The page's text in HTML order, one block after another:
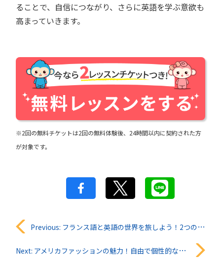
ることで、自信につながり、さらに英語を学ぶ意欲も
高まっていきます。
※2回の無料チケットは2回の無料体験後、24時間以内に契約された方
が対象です。
投
稿
Previous: フランス語と英語の世界を旅しよう！2つの言語の魅力
Next: アメリカファッションの魅力！自由で個性的なスタイルを楽しもう